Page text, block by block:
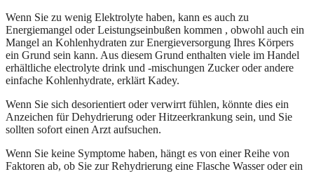
Wenn Sie zu wenig Elektrolyte haben, kann es auch zu
Energiemangel oder Leistungseinbußen kommen , obwohl auch ein
Mangel an Kohlenhydraten zur Energieversorgung Ihres Körpers
ein Grund sein kann. Aus diesem Grund enthalten viele im Handel
erhältliche electrolyte drink und -mischungen Zucker oder andere
einfache Kohlenhydrate, erklärt Kadey.
Wenn Sie sich desorientiert oder verwirrt fühlen, könnte dies ein
Anzeichen für Dehydrierung oder Hitzeerkrankung sein, und Sie
sollten sofort einen Arzt aufsuchen.
Wenn Sie keine Symptome haben, hängt es von einer Reihe von
Faktoren ab, ob Sie zur Rehydrierung eine Flasche Wasser oder ein